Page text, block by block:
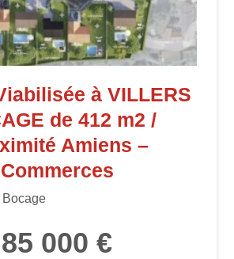
à VILLERS
de 412 m2 /
Amiens –
Commerces
85 000 €